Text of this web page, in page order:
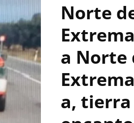
Norte
a Norte
a, tierra